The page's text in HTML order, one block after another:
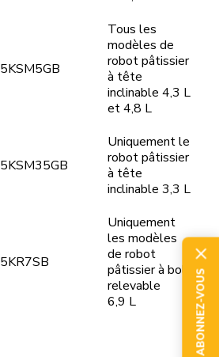
5KSM5GB
Tous les
modèles de
robot pâtissier
à tête
inclinable 4,3 L
et 4,8 L
5KSM35GB
Uniquement le
robot pâtissier
à tête
inclinable 3,3 L
5KR7SB
Uniquement
les modèles
de robot
pâtissier à bol
relevable
6,9 L
ABONNEZ-VOUS